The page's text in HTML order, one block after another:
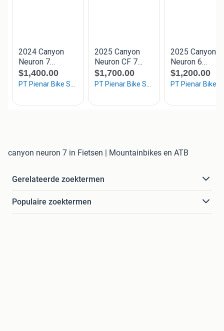
canyon neuron 7 in Fietsen | Mountainbikes en ATB
Gerelateerde zoektermen
Populaire zoektermen